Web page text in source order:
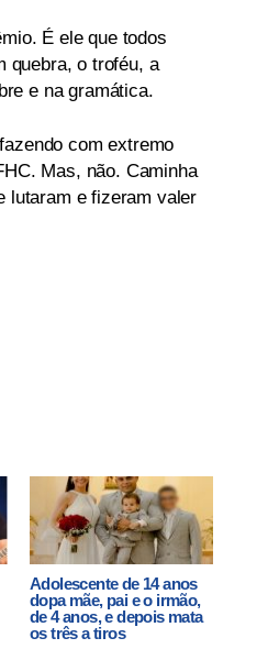
É ele que todos
quebra, o troféu, a
e na gramática.
com extremo
Mas, não. Caminha
lutaram e fizeram valer
Adolescente de 14 anos
dopa mãe, pai e o irmão,
de 4 anos, e depois mata
os três a tiros